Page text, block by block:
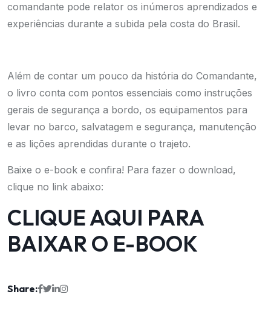
comandante pode relator os inúmeros aprendizados e
experiências durante a subida pela costa do Brasil.
Além de contar um pouco da história do Comandante,
o livro conta com pontos essenciais como instruções
gerais de segurança a bordo, os equipamentos para
levar no barco, salvatagem e segurança, manutenção
e as lições aprendidas durante o trajeto.
Baixe o e-book e confira! Para fazer o download,
clique no link abaixo:
CLIQUE AQUI PARA
BAIXAR O E-BOOK
Share: